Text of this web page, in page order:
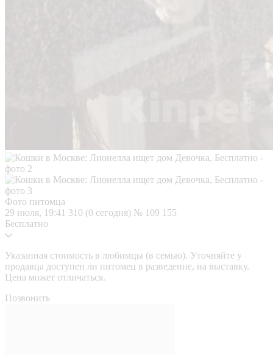
Фото питомца
29 июля, 19:41 310 (0 сегодня) № 109 155
Бесплатно
Указанная стоимость в любимцы (в семью). Уточняйте у
продавца доступен ли питомец в разведение, на выставку.
Цена может отличаться.
Позвонить